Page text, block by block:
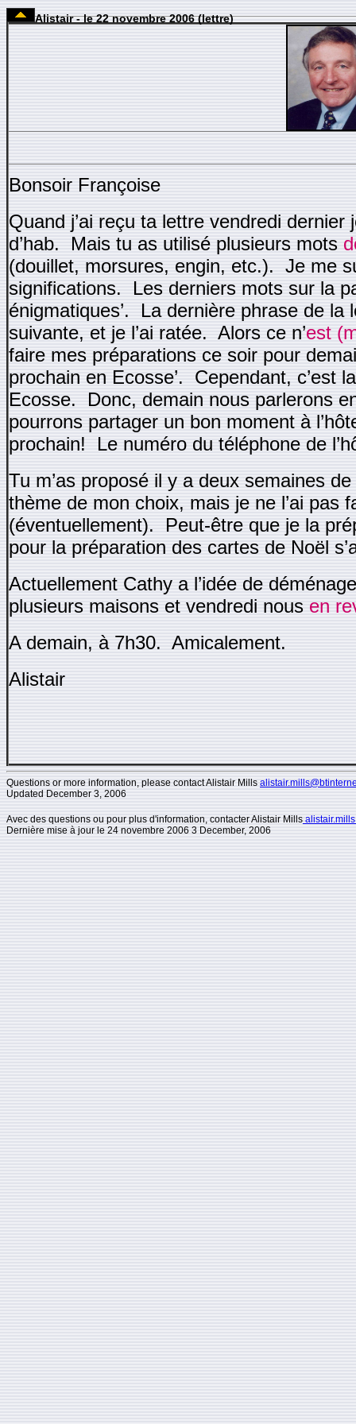
Alistair - le 22 novembre 2006 (lettre)
Bonsoir Françoise
Quand j’ai reçu ta lettre vendredi dernier
d’hab. Mais tu as utilisé plusieurs mots
(douillet, morsures, engin, etc.). Je me
significations. Les derniers mots sur la
énigmatiques’. La dernière phrase de la
suivante, et je l’ai ratée. Alors ce n’est
faire mes préparations ce soir pour
prochain en Ecosse’. Cependant, c’est
Ecosse. Donc, demain nous parlerons
pourrons partager un bon moment à
prochain! Le numéro du téléphone de
Tu m’as proposé il y a deux semaines
thème de mon choix, mais je ne l’ai pas
(éventuellement). Peut-être que je la
pour la préparation des cartes de Noël
Actuellement Cathy a l’idée de
plusieurs maisons et vendredi nous en
A demain, à 7h30. Amicalement.
Alistair
Questions or more information, please contact Alistair Mills
Updated December 3, 2006
Avec des questions ou pour plus d'information, contacter Alistair Mills
Dernière mise à jour le 24 novembre 2006 3 December, 2006